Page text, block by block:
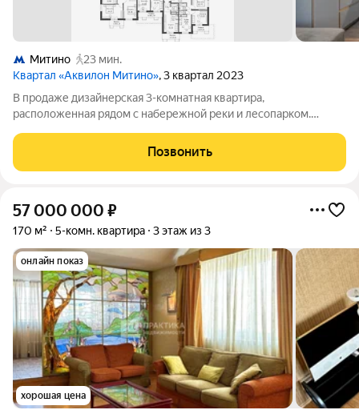
Митино
23 мин.
Квартал «Аквилон Митино», 3 квартал 2023
В продаже дизайнерская 3-комнатная квартира,
расположенная рядом с набережной реки и лесопарком.
ремонтом, где каждая деталь продумана до мелочей. В
ремонте использованы качественные, дорогие и
Позвонить
57 000 000 ₽
170 м² 5-комн. квартира 3 этаж из 3
онлайн показ
хорошая цена